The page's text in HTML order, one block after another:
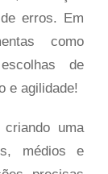
erros. Em
como
de
e agilidade!
uma
médios e